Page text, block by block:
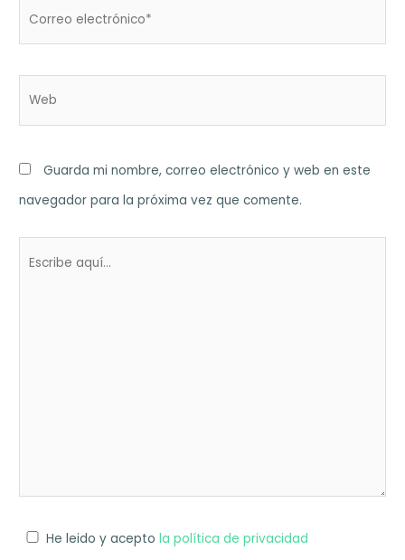
Guarda mi nombre, correo electrónico y web en este
navegador para la próxima vez que comente.
He leido y aceptola política de privacidad